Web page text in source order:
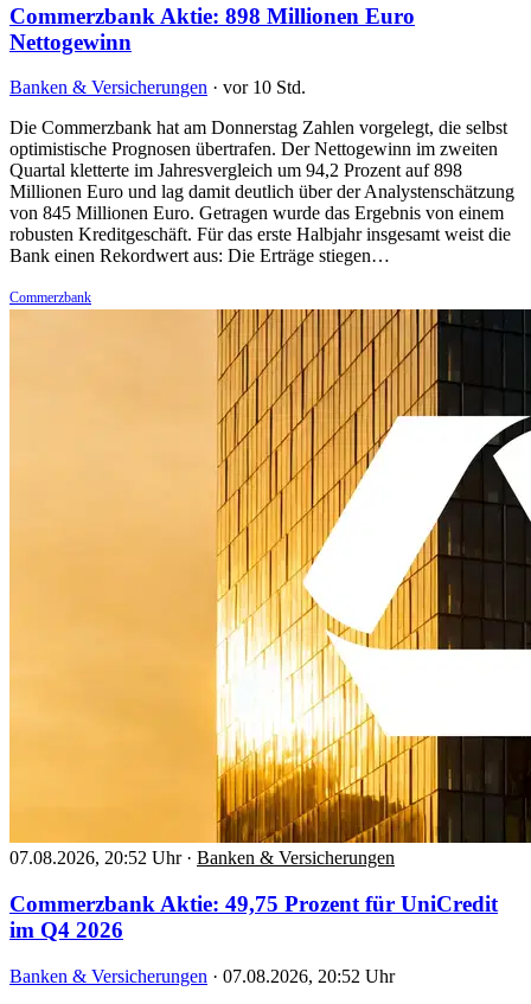
Commerzbank Aktie: 898 Millionen Euro
Nettogewinn
Banken & Versicherungen · vor 10 Std.
Die Commerzbank hat am Donnerstag Zahlen vorgelegt, die selbst
optimistische Prognosen übertrafen. Der Nettogewinn im zweiten
Quartal kletterte im Jahresvergleich um 94,2 Prozent auf 898
Millionen Euro und lag damit deutlich über der Analystenschätzung
von 845 Millionen Euro. Getragen wurde das Ergebnis von einem
robusten Kreditgeschäft. Für das erste Halbjahr insgesamt weist die
Bank einen Rekordwert aus: Die Erträge stiegen…
Commerzbank
07.08.2026, 20:52 Uhr · Banken & Versicherungen
Commerzbank Aktie: 49,75 Prozent für UniCredit
im Q4 2026
Banken & Versicherungen · 07.08.2026, 20:52 Uhr